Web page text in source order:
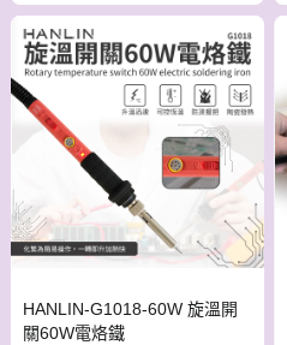
HANLIN-G1018-60W 旋溫開
關60W電烙鐵